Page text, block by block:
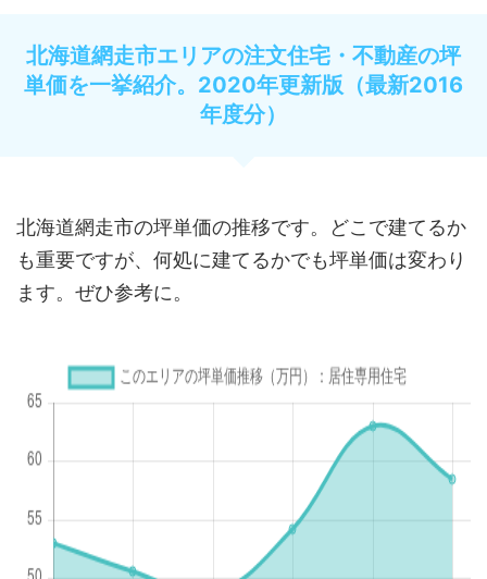
北海道網走市エリアの注文住宅・不動産の坪
単価を一挙紹介。2020年更新版（最新2016
年度分）
北海道網走市の坪単価の推移です。どこで建てるか
も重要ですが、何処に建てるかでも坪単価は変わり
ます。ぜひ参考に。